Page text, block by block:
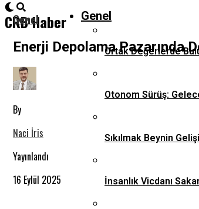
CRB Haber Genel
Ortak Değerlerde
Otonom Sürüş:
Sıkılmak Beynin
İnsanlık Vicdanı
Genel
Enerji Depolama Pazarında
By
Naci İris
Yayınlandı
16 Eylül 2025